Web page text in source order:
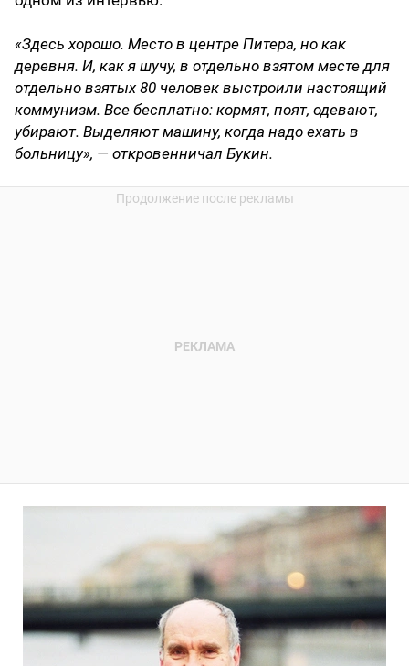
«Здесь хорошо. Место в центре Питера, но как
деревня. И, как я шучу, в отдельно взятом месте для
отдельно взятых 80 человек выстроили настоящий
коммунизм. Все бесплатно: кормят, поят, одевают,
убирают. Выделяют машину, когда надо ехать в
больницу», — откровенничал Букин.